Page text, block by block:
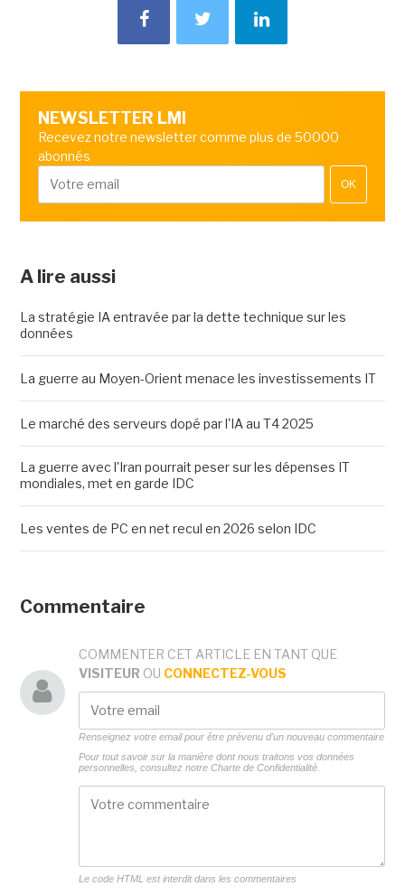
NEWSLETTER LMI
Recevez notre newsletter comme plus de 50000
abonnés
OK
A lire aussi
La stratégie IA entravée par la dette technique sur les
données
La guerre au Moyen-Orient menace les investissements IT
Le marché des serveurs dopé par l'IA au T4 2025
La guerre avec l'Iran pourrait peser sur les dépenses IT
mondiales, met en garde IDC
Les ventes de PC en net recul en 2026 selon IDC
Commentaire
COMMENTER CET ARTICLE EN TANT QUE
VISITEUR OU CONNECTEZ-VOUS
Renseignez votre email pour être prévenu d'un nouveau commentaire
Pour tout savoir sur la manière dont nous traitons vos données
personnelles, consultez notre Charte de Confidentialité.
Le code HTML est interdit dans les commentaires